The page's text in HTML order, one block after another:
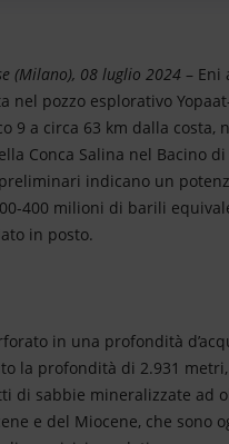
(Milano), 08 luglio 2024 – Eni
nel pozzo esplorativo Yopaat-
9 a circa 63 km dalla costa,
Conca Salina nel Bacino di
indicano un
400 milioni di barili
in posto.
in una profondità
la profondità di 2.931
di sabbie mineralizzate ad
e del Miocene, che sono